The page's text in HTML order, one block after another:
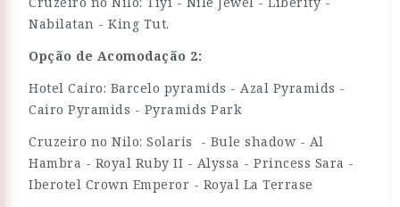
Nabilatan - King Tut.
Opção de Acomodação 2:
Hotel Cairo: Barcelo pyramids - Azal Pyramids -
Cairo Pyramids - Pyramids Park
Cruzeiro no Nilo: Solaris - Bule shadow - Al
Hambra - Royal Ruby II - Alyssa - Princess Sara -
Iberotel Crown Emperor - Royal La Terrase